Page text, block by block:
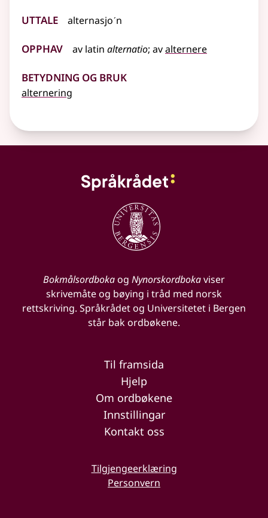
Uttale alternasjoˊn
Opphav av latin alternatio; avalternere
Betydning og bruk
alternering
Bokmålsordbokaog Nynorskordbokaviser
skrivemåte og bøying i tråd med norsk
rettskriving. Språkrådet og Universitetet i Bergen
står bak ordbøkene.
Til framsida
Hjelp
Om ordbøkene
Innstillingar
Kontakt oss
Tilgjengeerklæring
Personvern